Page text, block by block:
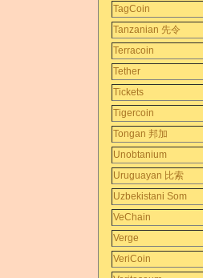
TagCoin
Tanzanian 先令
Terracoin
Tether
Tickets
Tigercoin
Tongan 邦加
Unobtanium
Uruguayan 比索
Uzbekistani Som
VeChain
Verge
VeriCoin